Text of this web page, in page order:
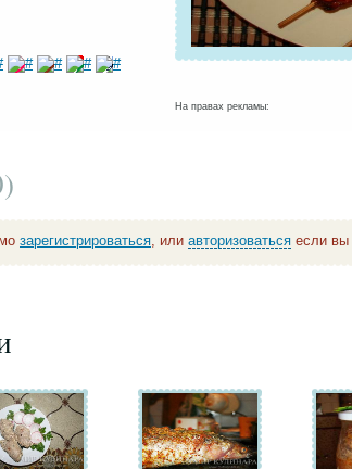
На правах рекламы:
)
зарегистрироваться, или авторизоваться если вы